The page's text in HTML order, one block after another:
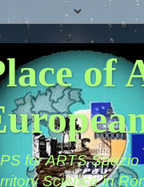
of
for ARTS
Science in